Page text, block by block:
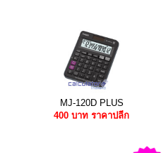
MJ-120D PLUS
400 บาท ราคาปลีก